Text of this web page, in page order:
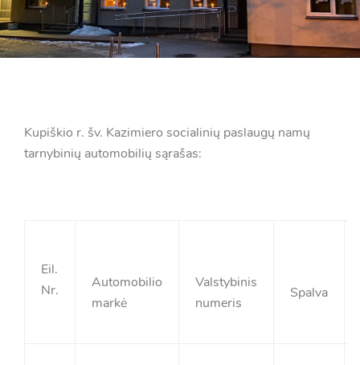
Kupiškio r. šv. Kazimiero socialinių paslaugų namų
tarnybinių automobilių sąrašas:
Eil.
Nr.
Automobilio
markė
Valstybinis
numeris
Spalva